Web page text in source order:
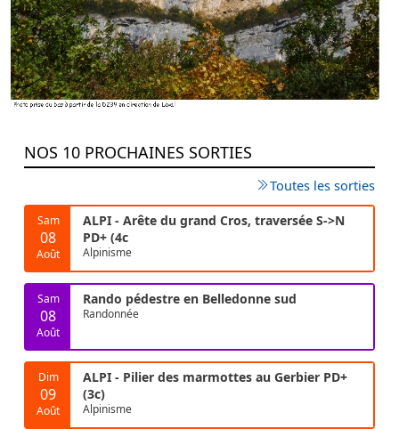
NOS 10 PROCHAINES SORTIES
Toutes les sorties
Sam
08
Août
ALPI - Arête du grand Cros, traversée S->N
PD+ (4c
Alpinisme
Sam
08
Août
Rando pédestre en Belledonne sud
Randonnée
Dim
09
Août
ALPI - Pilier des marmottes au Gerbier PD+
(3c)
Alpinisme